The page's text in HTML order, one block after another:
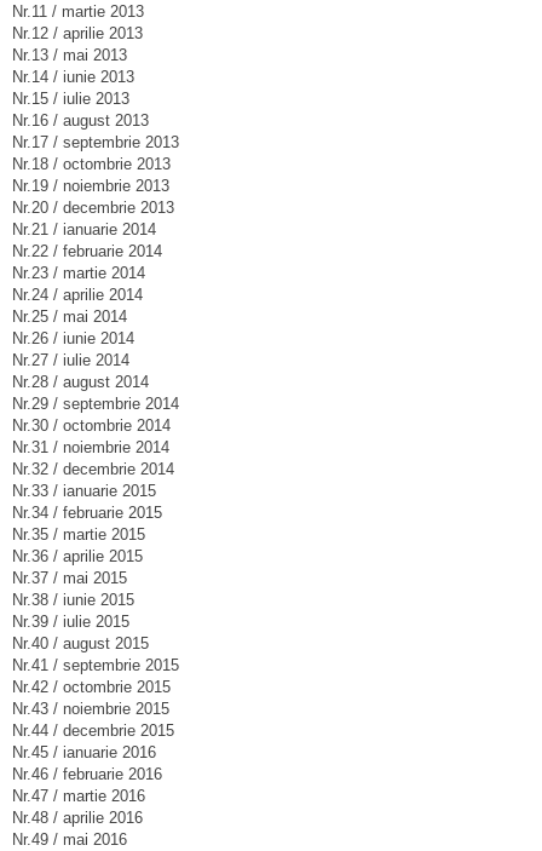
Nr.11 / martie 2013
Nr.12 / aprilie 2013
Nr.13 / mai 2013
Nr.14 / iunie 2013
Nr.15 / iulie 2013
Nr.16 / august 2013
Nr.17 / septembrie 2013
Nr.18 / octombrie 2013
Nr.19 / noiembrie 2013
Nr.20 / decembrie 2013
Nr.21 / ianuarie 2014
Nr.22 / februarie 2014
Nr.23 / martie 2014
Nr.24 / aprilie 2014
Nr.25 / mai 2014
Nr.26 / iunie 2014
Nr.27 / iulie 2014
Nr.28 / august 2014
Nr.29 / septembrie 2014
Nr.30 / octombrie 2014
Nr.31 / noiembrie 2014
Nr.32 / decembrie 2014
Nr.33 / ianuarie 2015
Nr.34 / februarie 2015
Nr.35 / martie 2015
Nr.36 / aprilie 2015
Nr.37 / mai 2015
Nr.38 / iunie 2015
Nr.39 / iulie 2015
Nr.40 / august 2015
Nr.41 / septembrie 2015
Nr.42 / octombrie 2015
Nr.43 / noiembrie 2015
Nr.44 / decembrie 2015
Nr.45 / ianuarie 2016
Nr.46 / februarie 2016
Nr.47 / martie 2016
Nr.48 / aprilie 2016
Nr.49 / mai 2016